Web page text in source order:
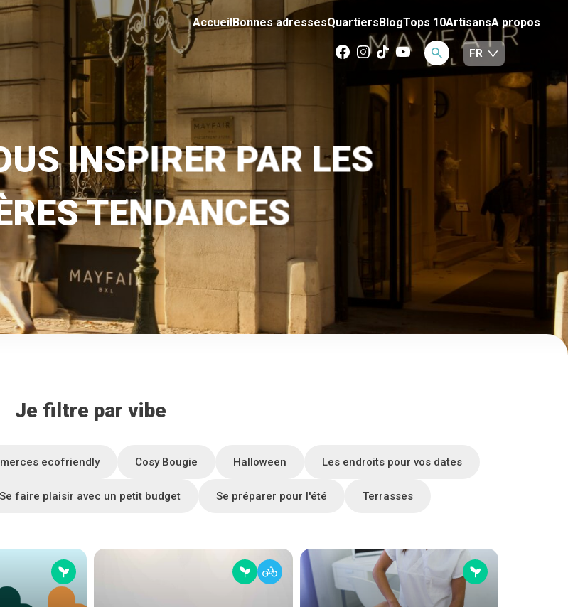
AccueilBonnes adressesQuartiersBlogTops 10ArtisansA propos
INSPIRER PAR LES
TENDANCES
Je filtre par vibe
ecofriendly Cosy Bougie Halloween Les endroits pour vos dates
Se faire plaisir avec un petit budget Se préparer pour l'été Terrasses